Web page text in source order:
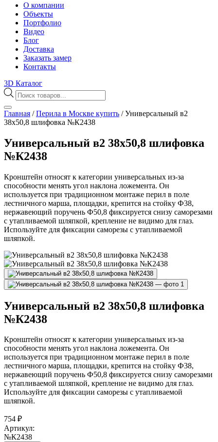
О компании
Объекты
Портфолио
Видео
Блог
Доставка
Заказать замер
Контакты
3D Каталог
Поиск
товаров
Главная /Перила в Москве купить /Универсальный в2
38х50,8 шлифовка №К2438
Универсальный в2 38х50,8 шлифовка
№К2438
Кронштейн относят к категории универсальных из-за
способности менять угол наклона ложемента. Он
используется при традиционном монтаже перил в поле
лестничного марша, площадки, крепится на стойку Ф38,
нержавеющий поручень Ф50,8 фиксируется снизу саморезами
с утапливаемой шляпкой, крепление не видимо для глаз.
Используйте для фиксации саморезы с утапливаемой
шляпкой.
Универсальный в2 38х50,8 шлифовка
№К2438
Кронштейн относят к категории универсальных из-за
способности менять угол наклона ложемента. Он
используется при традиционном монтаже перил в поле
лестничного марша, площадки, крепится на стойку Ф38,
нержавеющий поручень Ф50,8 фиксируется снизу саморезами
с утапливаемой шляпкой, крепление не видимо для глаз.
Используйте для фиксации саморезы с утапливаемой
шляпкой.
754 ₽
Артикул:
№К2438